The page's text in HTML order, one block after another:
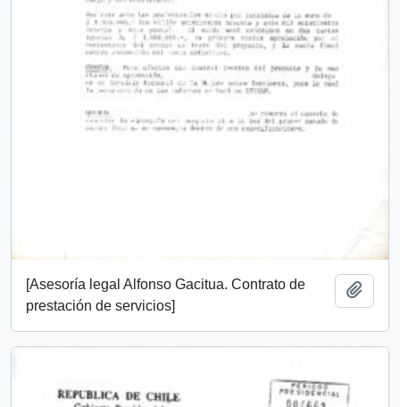
[Asesoría legal Alfonso Gacitua. Contrato de
prestación de servicios]